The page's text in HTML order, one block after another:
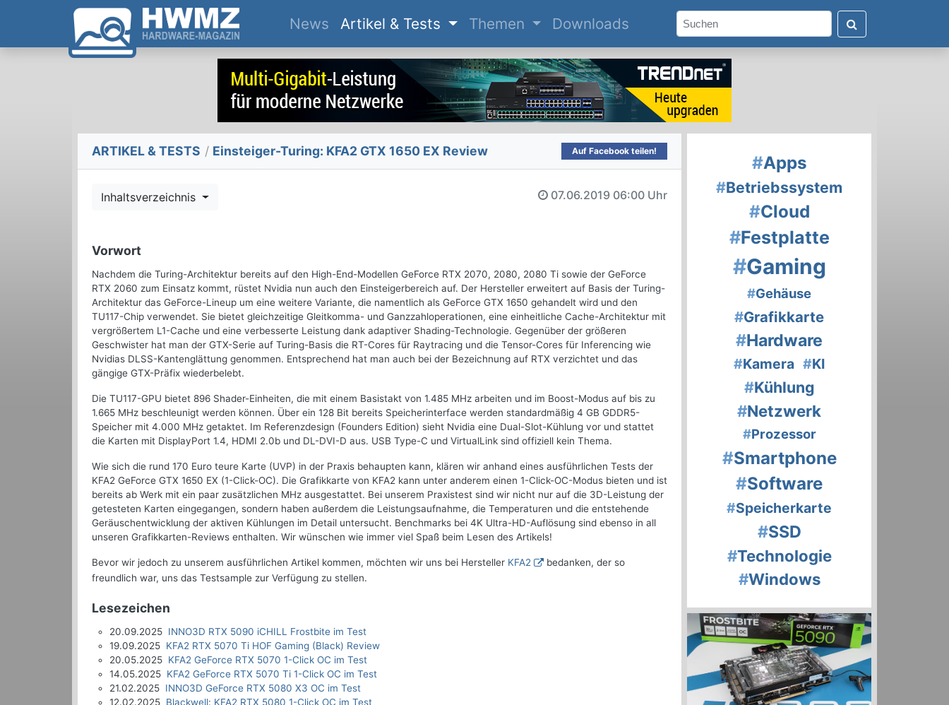
News(current)
Artikel & Tests Themen Downloads
ARTIKEL & TESTS / Einsteiger-Turing: KFA2 GTX 1650 EX Review Auf Facebook teilen!
Inhaltsverzeichnis 07.06.2019 06:00 Uhr
Vorwort
Nachdem die Turing-Architektur bereits auf den High-End-Modellen GeForce RTX 2070, 2080, 2080 Ti sowie der GeForce
RTX 2060 zum Einsatz kommt, rüstet Nvidia nun auch den Einsteigerbereich auf. Der Hersteller erweitert auf Basis der Turing-
Architektur das GeForce-Lineup um eine weitere Variante, die namentlich als GeForce GTX 1650 gehandelt wird und den
TU117-Chip verwendet. Sie bietet gleichzeitige Gleitkomma- und Ganzzahloperationen, eine einheitliche Cache-Architektur mit
vergrößertem L1-Cache und eine verbesserte Leistung dank adaptiver Shading-Technologie. Gegenüber der größeren
Geschwister hat man der GTX-Serie auf Turing-Basis die RT-Cores für Raytracing und die Tensor-Cores für Inferencing wie
Nvidias DLSS-Kantenglättung genommen. Entsprechend hat man auch bei der Bezeichnung auf RTX verzichtet und das
gängige GTX-Präfix wiederbelebt.
Die TU117-GPU bietet 896 Shader-Einheiten, die mit einem Basistakt von 1.485 MHz arbeiten und im Boost-Modus auf bis zu
1.665 MHz beschleunigt werden können. Über ein 128 Bit bereits Speicherinterface werden standardmäßig 4 GB GDDR5-
Speicher mit 4.000 MHz getaktet. Im Referenzdesign (Founders Edition) sieht Nvidia eine Dual-Slot-Kühlung vor und stattet
die Karten mit DisplayPort 1.4, HDMI 2.0b und DL-DVI-D aus. USB Type-C und VirtualLink sind offiziell kein Thema.
Wie sich die rund 170 Euro teure Karte (UVP) in der Praxis behaupten kann, klären wir anhand eines ausführlichen Tests der
KFA2 GeForce GTX 1650 EX (1-Click-OC). Die Grafikkarte von KFA2 kann unter anderem einen 1-Click-OC-Modus bieten und ist
bereits ab Werk mit ein paar zusätzlichen MHz ausgestattet. Bei unserem Praxistest sind wir nicht nur auf die 3D-Leistung der
getesteten Karten eingegangen, sondern haben außerdem die Leistungsaufnahme, die Temperaturen und die entstehende
Geräuschentwicklung der aktiven Kühlungen im Detail untersucht. Benchmarks bei 4K Ultra-HD-Auflösung sind ebenso in all
unseren Grafikkarten-Reviews enthalten. Wir wünschen wie immer viel Spaß beim Lesen des Artikels!
Bevor wir jedoch zu unserem ausführlichen Artikel kommen, möchten wir uns bei Hersteller KFA2
bedanken, der so
freundlich war, uns das Testsample zur Verfügung zu stellen.
Lesezeichen
20.09.2025 INNO3D RTX 5090 iCHILL Frostbite im Test
19.09.2025 KFA2 RTX 5070 Ti HOF Gaming (Black) Review
20.05.2025 KFA2 GeForce RTX 5070 1-Click OC im Test
14.05.2025 KFA2 GeForce RTX 5070 Ti 1-Click OC im Test
21.02.2025 INNO3D GeForce RTX 5080 X3 OC im Test
12.02.2025 Blackwell: KFA2 RTX 5080 1-Click OC im Test
#Apps
#Betriebssystem
#Cloud
#Festplatte
#Gaming
#Gehäuse
#Grafikkarte
#Hardware
#Kamera #KI
#Kühlung
#Netzwerk
#Prozessor
#Smartphone
#Software
#Speicherkarte
#SSD
#Technologie
#Windows